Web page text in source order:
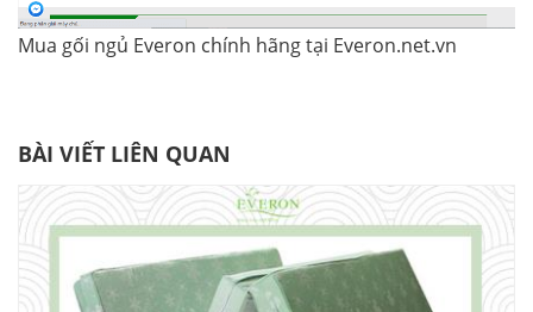
Mua gối ngủ Everon chính hãng tại Everon.net.vn
BÀI VIẾT LIÊN QUAN